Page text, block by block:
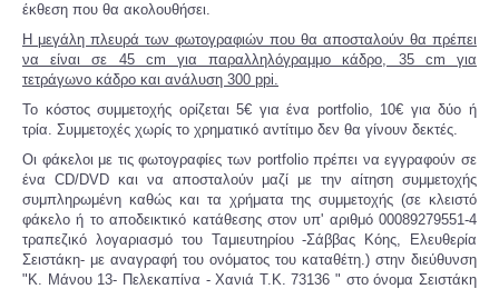
έκθεση που θα ακολουθήσει.
Η μεγάλη πλευρά των φωτογραφιών που θα αποσταλούν θα πρέπει
να είναι σε 45 cm για παραλληλόγραμμο κάδρο, 35 cm για
τετράγωνο κάδρο και ανάλυση 300 ppi.
Το κόστος συμμετοχής ορίζεται 5€ για ένα portfolio, 10€ για δύο ή
τρία. Συμμετοχές χωρίς το χρηματικό αντίτιμο δεν θα γίνουν δεκτές.
Οι φάκελοι με τις φωτογραφίες των portfolio πρέπει να εγγραφούν σε
ένα CD/DVD και να αποσταλούν μαζί με την αίτηση συμμετοχής
συμπληρωμένη καθώς και τα χρήματα της συμμετοχής (σε κλειστό
φάκελο ή το αποδεικτικό κατάθεσης στον υπ' αριθμό 00089279551-4
τραπεζικό λογαριασμό του Ταμιευτηρίου -Σάββας Κόης, Ελευθερία
Σειστάκη- με αναγραφή του ονόματος του καταθέτη.) στην διεύθυνση
"Κ. Μάνου 13- Πελεκαπίνα - Χανιά Τ.Κ. 73136 " στο όνομα Σειστάκη